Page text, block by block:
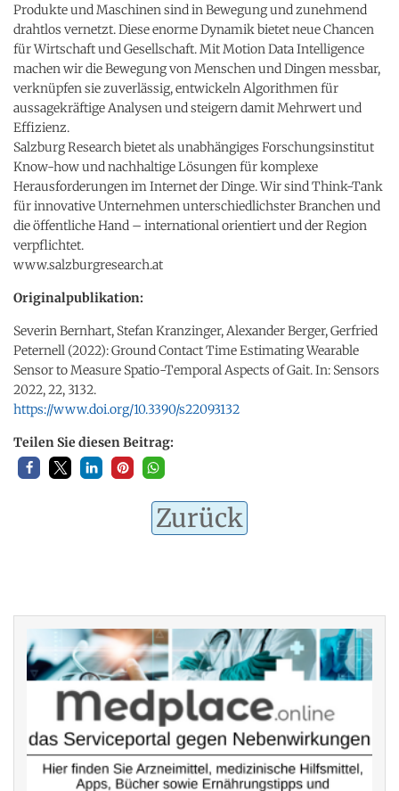
Produkte und Maschinen sind in Bewegung und zunehmend
drahtlos vernetzt. Diese enorme Dynamik bietet neue Chancen
für Wirtschaft und Gesellschaft. Mit Motion Data Intelligence
machen wir die Bewegung von Menschen und Dingen messbar,
verknüpfen sie zuverlässig, entwickeln Algorithmen für
aussagekräftige Analysen und steigern damit Mehrwert und
Effizienz.
Salzburg Research bietet als unabhängiges Forschungsinstitut
Know-how und nachhaltige Lösungen für komplexe
Herausforderungen im Internet der Dinge. Wir sind Think-Tank
für innovative Unternehmen unterschiedlichster Branchen und
die öffentliche Hand – international orientiert und der Region
verpflichtet.
www.salzburgresearch.at
Originalpublikation:
Severin Bernhart, Stefan Kranzinger, Alexander Berger, Gerfried
Peternell (2022): Ground Contact Time Estimating Wearable
Sensor to Measure Spatio-Temporal Aspects of Gait. In: Sensors
2022, 22, 3132.
https://www.doi.org/10.3390/s22093132
Teilen Sie diesen Beitrag:
Zurück